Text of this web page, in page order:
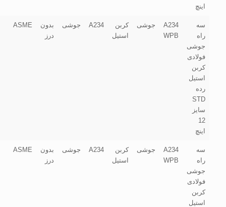
اینچ
سه
راه
جوشی
فولادی
کربن
استیل
رده
STD
سایز
12
اینچ
A234
WPB
جوشی
کربن
استیل
A234 جوشی
بدون
درز
ASME
سه
راه
جوشی
فولادی
کربن
استیل
A234
WPB
جوشی
کربن
استیل
A234 جوشی
بدون
درز
ASME